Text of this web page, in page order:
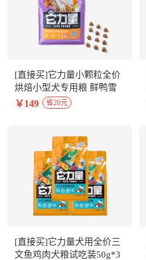
[直接买]它力量小颗粒全价
烘焙小型犬专用粮 鲜鸭雪
梨口味2kg
￥149 省20元
[直接买]它力量犬用全价三
文鱼鸡肉犬粮试吃装50g*3